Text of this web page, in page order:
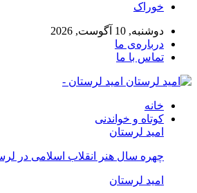
خوراک
دوشنبه, 10 آگوست, 2026
درباره‌ی ما
تماس با ما
امید لرستان -
خانه
کوتاه و خواندنی
امید لرستان
چهره سال هنر انقلاب اسلامی در
امید لرستان